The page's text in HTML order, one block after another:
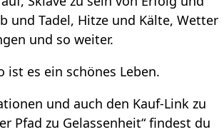
und Tadel, Hitze und Kälte, Wetter
und so weiter.
ist es ein schönes Leben.
und auch den Kauf-Link zu
Pfad zu Gelassenheit“ findest du